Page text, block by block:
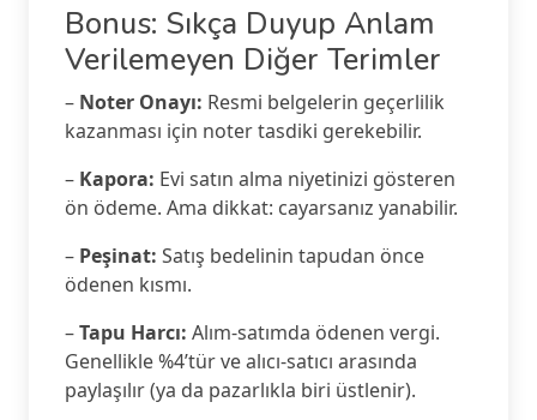
Bonus: Sıkça Duyup Anlam
Verilemeyen Diğer Terimler
– Noter Onayı: Resmi belgelerin geçerlilik
kazanması için noter tasdiki gerekebilir.
– Kapora: Evi satın alma niyetinizi gösteren
ön ödeme. Ama dikkat: cayarsanız yanabilir.
– Peşinat: Satış bedelinin tapudan önce
ödenen kısmı.
–Tapu Harcı: Alım-satımda ödenen vergi.
Genellikle %4’tür ve alıcı-satıcı arasında
paylaşılır (ya da pazarlıkla biri üstlenir).